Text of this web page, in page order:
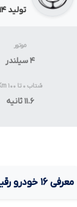
تولید ۱۳۹۴ تا ۱۳۹۹ , برلیانس
موتور
۴ سیلندر
شتاب ۰ تا ۱۰۰ Km
۱۱.۶ ثانیه
معرفی۱۶ خودرو